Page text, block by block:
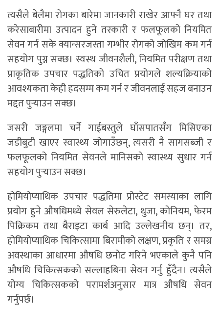
त्यसैले बेलैमा रोगका बारेमा जानकारी राखेर आफ्नै घर तथा
करेसाबारीमा उत्पादन हुने तरकारी र फलफूलको नियमित
सेवन गर्न सके क्यान्सरजस्ता गम्भीर रोगको जोखिम कम गर्न
सहयोग पुग्न सक्छ। स्वस्थ जीवनशैली, नियमित परीक्षण तथा
प्राकृतिक उपचार पद्धतिको उचित प्रयोगले शल्यक्रियाको
आवश्यकता केही हदसम्म कम गर्न र जीवनलाई सहज बनाउन
मद्दत पुर्‍याउन सक्छ।
जसरी जङ्गलमा चर्ने गाईबस्तुले घाँसपातसँग मिसिएका
जडीबुटी खाएर स्वास्थ्य जोगाउँछन्, त्यसरी नै सागसब्जी र
फलफूलको नियमित सेवनले मानिसको स्वास्थ्य सुधार गर्न
सहयोग पुर्‍याउन सक्छ।
होमियोप्याथिक उपचार पद्धतिमा प्रोस्टेट समस्याका लागि
प्रयोग हुने औषधिमध्ये सेवल सेरुलेटा, थुजा, कोनियम, फेरम
पिक्रिकम तथा बैराइटा कार्ब आदि उल्लेखनीय छन्। तर,
होमियोप्याथिक चिकित्सामा बिरामीको लक्षण, प्रकृति र समग्र
अवस्थाका आधारमा औषधि छनोट गरिने भएकाले कुनै पनि
औषधि चिकित्सकको सल्लाहबिना सेवन गर्नु हुँदैन। त्यसैले
योग्य चिकित्सकको परामर्शअनुसार मात्र औषधि सेवन
गर्नुपर्छ।